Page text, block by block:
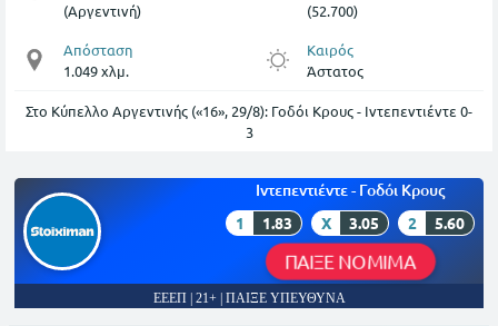
(Αργεντινή)
(52.700)
Απόσταση
1.049 χλμ.
Καιρός
Άστατος
Στο Κύπελλο Αργεντινής («16», 29/8): Γοδόι Κρους - Ιντεπεντιέντε 0-
3
Ιντεπεντιέντε - Γοδόι Κρους
1 1.83 X 3.05 2 5.60
ΠΑΙΞΕ ΝΟΜΙΜΑ
ΕΕΕΠ | 21+ | ΠΑΙΞΕ ΥΠΕΥΘΥΝΑ